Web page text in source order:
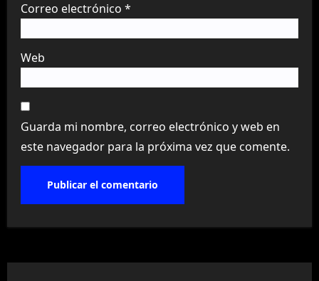
Correo electrónico *
Web
Guarda mi nombre, correo electrónico y web en
este navegador para la próxima vez que comente.